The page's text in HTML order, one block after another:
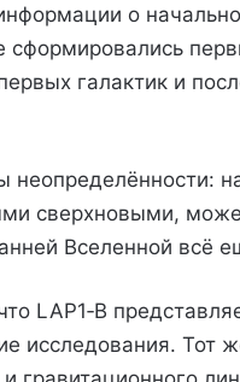
о
сформировались
галактик и
сверхновыми,
Вселенной всё
LAP1‑B
исследования. Тот